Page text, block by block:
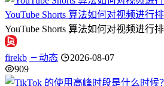
YouTube Shorts 算法如何对视频进行
YouTube Shorts 算法如何对视频进行
firekb 动态
2026-08-07
909